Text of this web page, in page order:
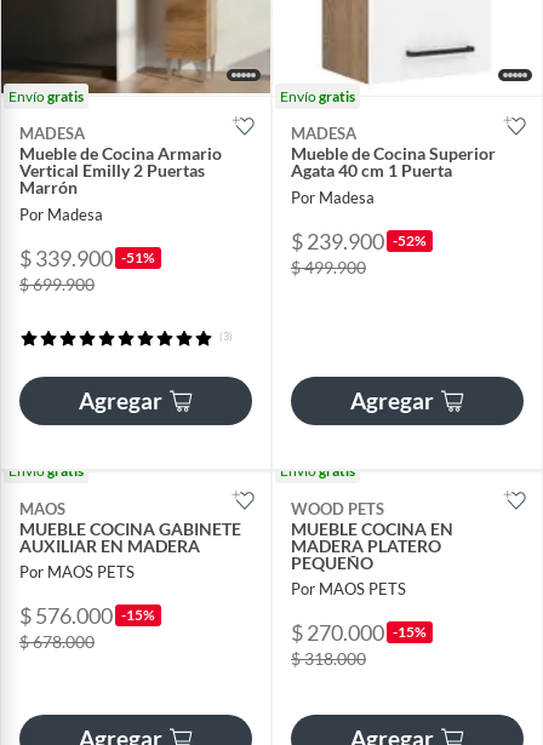
Envíogratis
MADESA
Mueble de Cocina Armario
Vertical Emilly 2 Puertas
Marrón
Por Madesa
$ 339.900 -51%
$ 699.900
(3)
Agregar
Envíogratis
MADESA
Mueble de Cocina Superior
Agata 40 cm 1 Puerta
Por Madesa
$ 239.900 -52%
$ 499.900
Agregar
Envíogratis
MAOS
MUEBLE COCINA GABINETE
AUXILIAR EN MADERA
Por MAOS PETS
$ 576.000 -15%
$ 678.000
Agregar
Envíogratis
WOOD PETS
MUEBLE COCINA EN
MADERA PLATERO
PEQUEÑO
Por MAOS PETS
$ 270.000 -15%
$ 318.000
Agregar